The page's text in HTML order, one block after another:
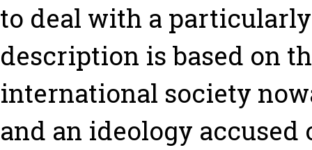
to deal with a
description is based on
international society
and an ideology